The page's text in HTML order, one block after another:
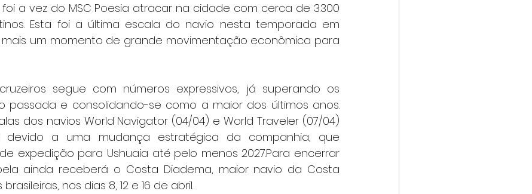
foi a vez do MSC Poesia atracar na cidade com cerca de 3.300
Esta foi a última escala do navio nesta temporada em
mais um momento de grande movimentação econômica para
segue com números expressivos, já superando os
passada e consolidando-se como a maior dos últimos anos.
dos navios World Navigator (04/04) e World Traveler (07/04)
devido a uma mudança estratégica da companhia, que
expedição para Ushuaia até pelo menos 2027.Para encerrar
ainda receberá o Costa Diadema, maior navio da Costa
nos dias 8, 12 e 16 de abril.